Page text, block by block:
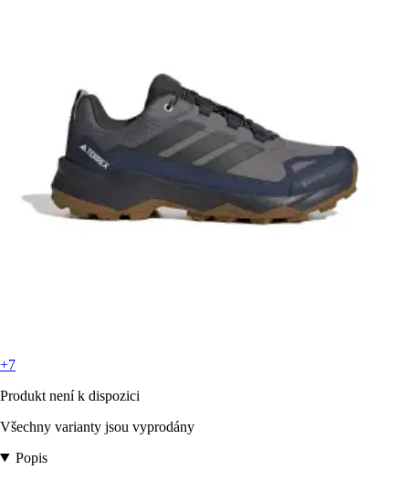
+7
Produkt není k dispozici
Všechny varianty jsou vyprodány
Popis